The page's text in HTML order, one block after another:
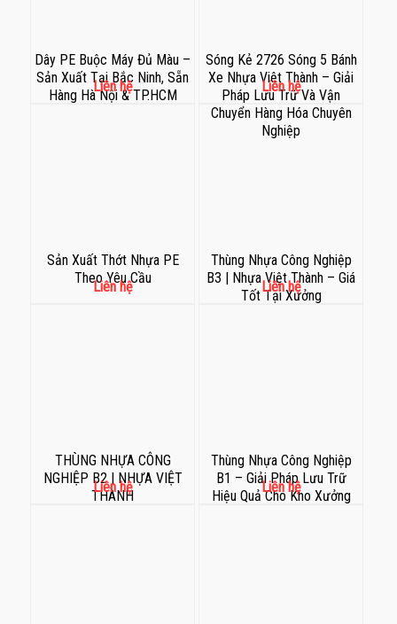
Dây PE Buộc Máy Đủ Màu –
Sản Xuất Tại Bắc Ninh, Sẵn
Hàng Hà Nội & TP.HCM
Liên hệ
Sóng Kẻ 2726 Sóng 5 Bánh
Xe Nhựa Việt Thành – Giải
Pháp Lưu Trữ Và Vận
Chuyển Hàng Hóa Chuyên
Nghiệp
Liên hệ
Sản Xuất Thớt Nhựa PE
Theo Yêu Cầu
Liên hệ
Thùng Nhựa Công Nghiệp
B3 | Nhựa Việt Thành – Giá
Tốt Tại Xưởng
Liên hệ
THÙNG NHỰA CÔNG
NGHIỆP B2 | NHỰA VIỆT
THÀNH
Liên hệ
Thùng Nhựa Công Nghiệp
B1 – Giải Pháp Lưu Trữ
Hiệu Quả Cho Kho Xưởng
Liên hệ